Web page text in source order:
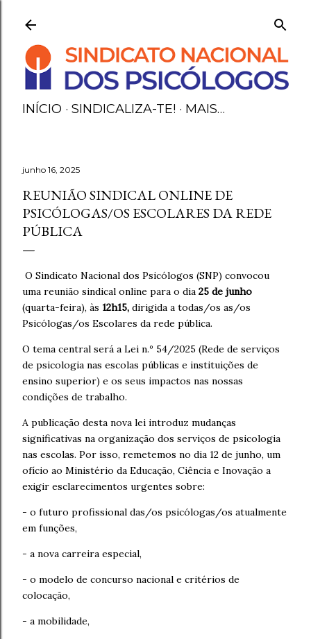
INÍCIO SINDICALIZA-TE! MAIS…
junho 16, 2025
REUNIÃO SINDICAL ONLINE DE
PSICÓLOGAS/OS ESCOLARES DA REDE
PÚBLICA
O Sindicato Nacional dos Psicólogos (SNP) convocou
uma reunião sindical online para o dia 25 de junho
(quarta-feira), às 12h15, dirigida a todas/os as/os
Psicólogas/os Escolares da rede pública.
O tema central será a Lei n.º 54/2025 (Rede de serviços
de psicologia nas escolas públicas e instituições de
ensino superior) e os seus impactos nas nossas
condições de trabalho.
A publicação desta nova lei introduz mudanças
significativas na organização dos serviços de psicologia
nas escolas. Por isso, remetemos no dia 12 de junho, um
ofício ao Ministério da Educação, Ciência e Inovação a
exigir esclarecimentos urgentes sobre:
- o futuro profissional das/os psicólogas/os atualmente
em funções,
- a nova carreira especial,
- o modelo de concurso nacional e critérios de
colocação,
- a mobilidade,